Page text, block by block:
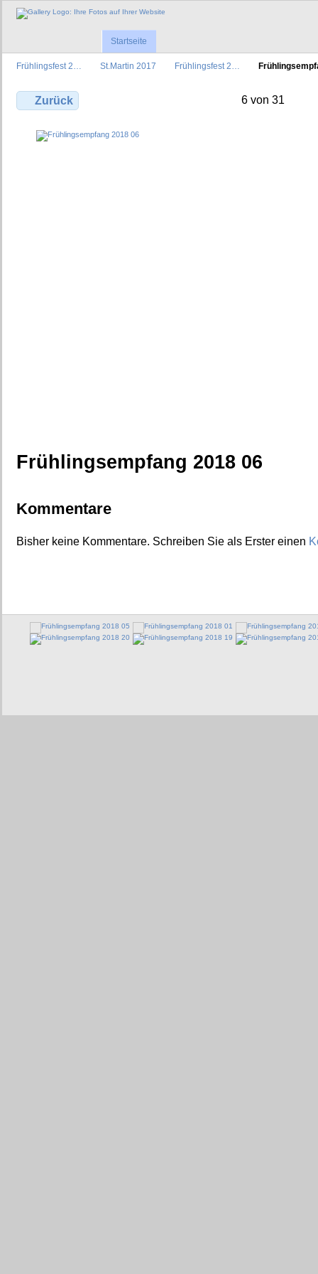
Startseite
Frühlingsfest 2… St.Martin 2017 Frühlingsfest 2…
Zurück 6 von 31
Frühlingsempfang 2018 06
Kommentare
Bisher keine Kommentare. Schreiben Sie als Erster einen